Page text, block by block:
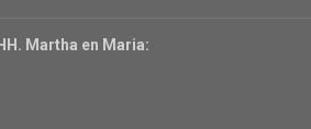
Martha en Maria: